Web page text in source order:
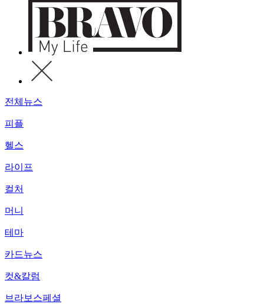
전체뉴스
피플
헬스
라이프
컬처
머니
테마
카드뉴스
컷&칼럼
브라보스페셜